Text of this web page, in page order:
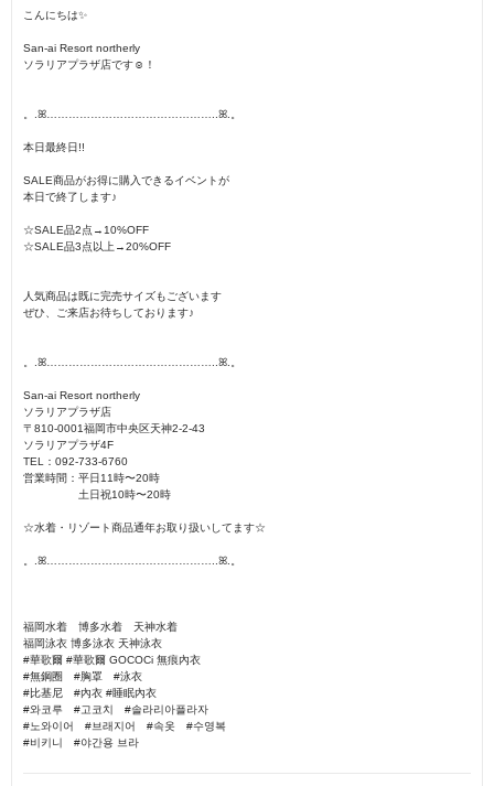
こんにちは✨
San-ai Resort northerly
ソラリアプラザ店です☺︎！
。.ꕤ︎︎………………………………………..ꕤ︎︎.。
本日最終日!!
‪SALE商品がお得に購入できるイベントが
本日で終了します♪
‪☆SALE品2点→10%OFF
‪☆SALE品3点以上→20%OFF
人気商品は既に完売サイズもございます
ぜひ、ご来店お待ちしております♪
。.ꕤ︎︎………………………………………..ꕤ︎︎.。
San-ai Resort northerly
ソラリアプラザ店
〒810-0001福岡市中央区天神2-2-43
ソラリアプラザ4F
TEL：092-733-6760
営業時間：平日11時〜20時
土日祝10時〜20時
☆水着・リゾート商品通年お取り扱いしてます☆
。.ꕤ︎︎………………………………………..ꕤ︎︎.。
福岡水着 博多水着 天神水着
福岡泳衣 博多泳衣 天神泳衣
#華歌爾 #華歌爾 GOCOCi 無痕內衣
#無鋼圈 #胸罩 #泳衣
#比基尼 #內衣 #睡眠內衣
#와코루 #고코치 #솔라리아플라자
#노와이어 #브래지어 #속옷 #수영복
#비키니 #야간용 브라